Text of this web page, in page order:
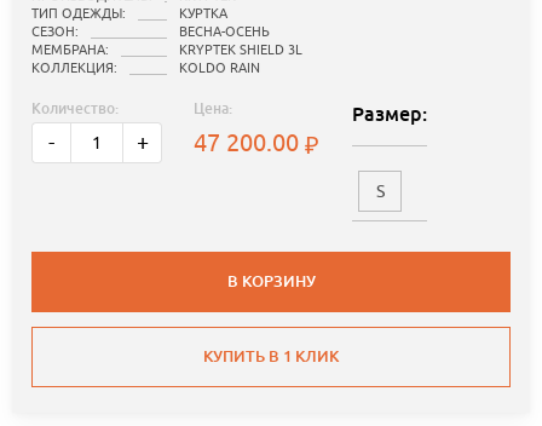
ТИП ОДЕЖДЫ:
КУРТКА
СЕЗОН:
ВЕСНА-ОСЕНЬ
МЕМБРАНА:
KRYPTEK SHIELD 3L
КОЛЛЕКЦИЯ:
KOLDO RAIN
Количество:
- +
Цена:
47 200.00
Размер:
S
В КОРЗИНУ
КУПИТЬ В 1 КЛИК